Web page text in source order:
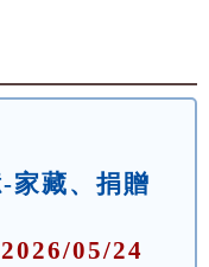
家藏、捐贈
05/24